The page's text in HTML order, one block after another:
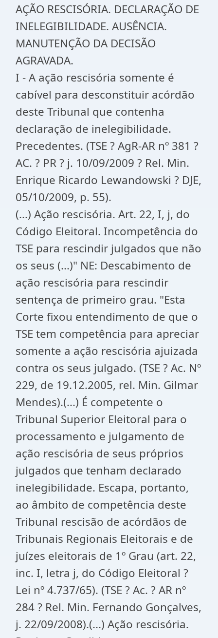
AÇÃO RESCISÓRIA. DECLARAÇÃO DE
INELEGIBILIDADE. AUSÊNCIA.
MANUTENÇÃO DA DECISÃO
AGRAVADA.
I - A ação rescisória somente é
cabível para desconstituir acórdão
deste Tribunal que contenha
declaração de inelegibilidade.
Precedentes. (TSE ? AgR-AR nº 381 ?
AC. ? PR ? j. 10/09/2009 ? Rel. Min.
Enrique Ricardo Lewandowski ? DJE,
05/10/2009, p. 55).
(...) Ação rescisória. Art. 22, I, j, do
Código Eleitoral. Incompetência do
TSE para rescindir julgados que não
os seus (...)" NE: Descabimento de
ação rescisória para rescindir
sentença de primeiro grau. "Esta
Corte fixou entendimento de que o
TSE tem competência para apreciar
somente a ação rescisória ajuizada
contra os seus julgado. (TSE ? Ac. Nº
229, de 19.12.2005, rel. Min. Gilmar
Mendes).(...) É competente o
Tribunal Superior Eleitoral para o
processamento e julgamento de
ação rescisória de seus próprios
julgados que tenham declarado
inelegibilidade. Escapa, portanto,
ao âmbito de competência deste
Tribunal rescisão de acórdãos de
Tribunais Regionais Eleitorais e de
juízes eleitorais de 1º Grau (art. 22,
inc. I, letra j, do Código Eleitoral ?
Lei nº 4.737/65). (TSE ? Ac. ? AR nº
284 ? Rel. Min. Fernando Gonçalves,
j. 22/09/2008).(...) Ação rescisória.